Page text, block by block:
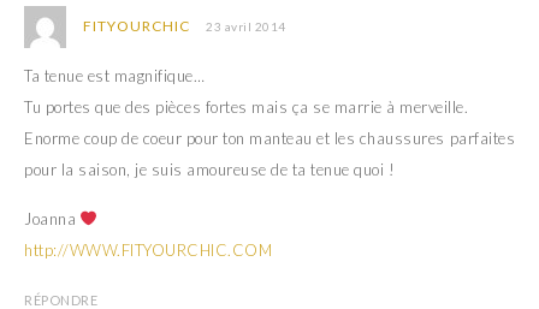
FITYOURCHIC 23 avril 2014
Ta tenue est magnifique…
Tu portes que des pièces fortes mais ça se marrie à merveille.
Enorme coup de coeur pour ton manteau et les chaussures parfaites
pour la saison, je suis amoureuse de ta tenue quoi !
Joanna
http://WWW.FITYOURCHIC.COM
RÉPONDRE